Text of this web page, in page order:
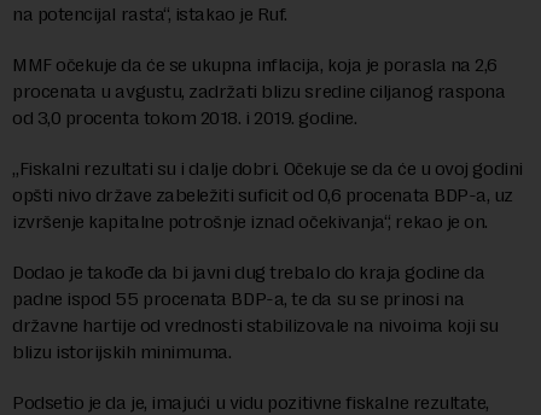
na potencijal rasta“, istakao je Ruf.
MMF očekuje da će se ukupna inflacija, koja je porasla na 2,6
procenata u avgustu, zadržati blizu sredine ciljanog raspona
od 3,0 procenta tokom 2018. i 2019. godine.
„Fiskalni rezultati su i dalje dobri. Očekuje se da će u ovoj godini
opšti nivo države zabeležiti suficit od 0,6 procenata BDP-a, uz
izvršenje kapitalne potrošnje iznad očekivanja“, rekao je on.
Dodao je takođe da bi javni dug trebalo do kraja godine da
padne ispod 55 procenata BDP-a, te da su se prinosi na
državne hartije od vrednosti stabilizovale na nivoima koji su
blizu istorijskih minimuma.
Podsetio je da je, imajući u vidu pozitivne fiskalne rezultate,